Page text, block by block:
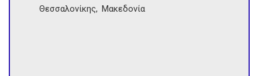
Θεσσαλονίκης
Μακεδονία